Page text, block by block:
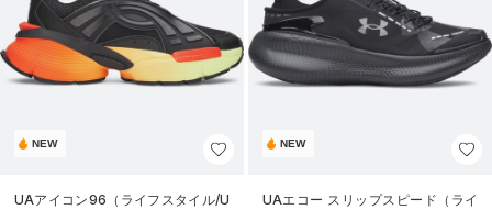
NEW
UAアイコン96（ライフスタイル/U
NEW
UAエコー スリップスピード（ライ